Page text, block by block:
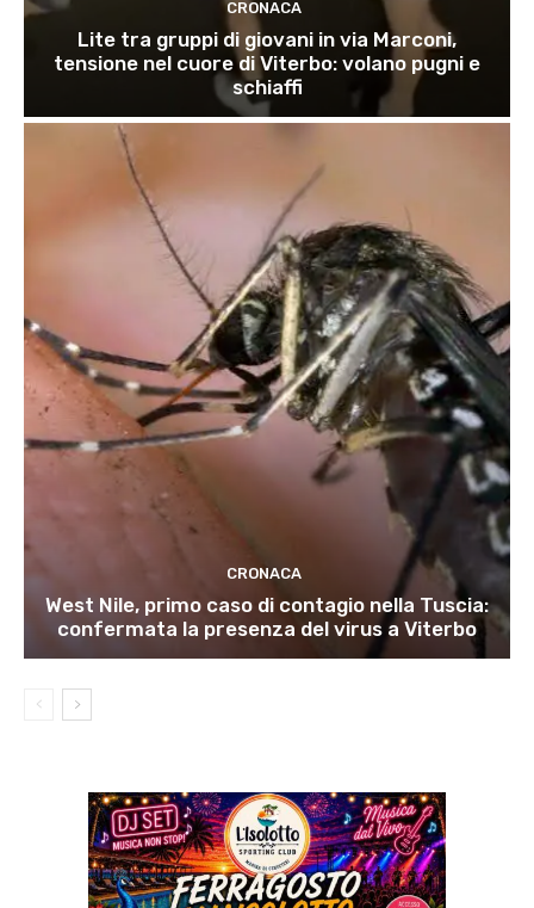
CRONACA
Lite tra gruppi di giovani in via Marconi,
tensione nel cuore di Viterbo: volano pugni e
schiaffi
CRONACA
West Nile, primo caso di contagio nella Tuscia:
confermata la presenza del virus a Viterbo